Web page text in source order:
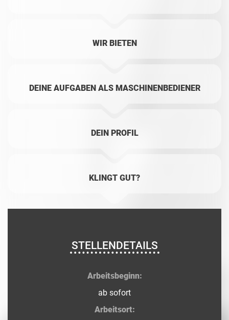
WIR BIETEN
DEINE AUFGABEN ALS MASCHINENBEDIENER
DEIN PROFIL
KLINGT GUT?
STELLENDETAILS
Arbeitsbeginn:
ab sofort
Arbeitsort: